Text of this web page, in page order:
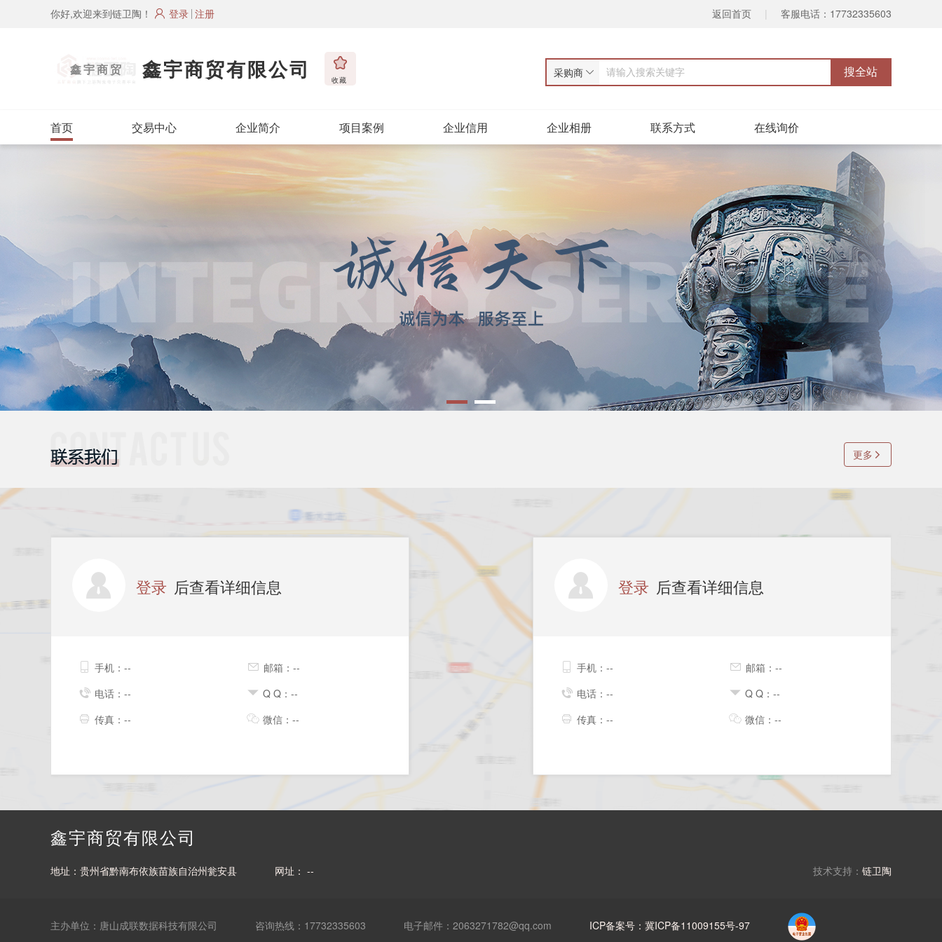
你好,欢迎来到链卫陶！ 登录 注册 返回首页 | 客服电话：17732335603
鑫宇商贸 鑫宇商贸有限公司 收藏
采购商
首页 交易中心 企业简介 项目案例 企业信用 企业相册 联系方式 在线询价
更多
登录 后查看详细信息
手机：--
邮箱：--
电话：--
Q Q：--
传真：--
微信：--
登录 后查看详细信息
手机：--
邮箱：--
电话：--
Q Q：--
传真：--
微信：--
鑫宇商贸有限公司
地址：贵州省黔南布依族苗族自治州瓮安县 网址： -- 技术支持： 链卫陶
主办单位：唐山成联数据科技有限公司 咨询热线：17732335603 电子邮件：2063271782@qq.com ICP备案号：冀ICP备11009155号-97